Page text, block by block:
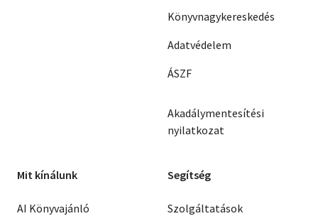
Könyvnagykereskedés
Adatvédelem
ÁSZF
Akadálymentesítési
nyilatkozat
Mit kínálunk
AI Könyvajánló
Segítség
Szolgáltatások